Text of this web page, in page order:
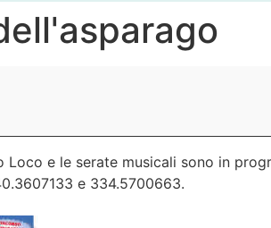
Loco e le serate musicali sono in
e 334.5700663.